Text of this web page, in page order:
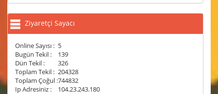
Ziyaretçi Sayacı
Online Sayısı : 5
Bugün Tekil :
139
Dün Tekil :
326
Toplam Tekil : 204328
Toplam Çoğul :744832
Ip Adresiniz :
104.23.243.180